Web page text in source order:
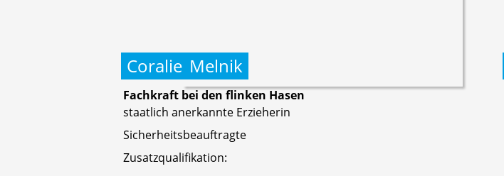
Coralie Melnik
Fachkraft bei den flinken Hasen
staatlich anerkannte Erzieherin
Sicherheitsbeauftragte
Zusatzqualifikation: